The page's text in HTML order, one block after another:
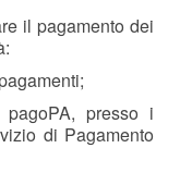
il pagamento dei
presso i
di Pagamento